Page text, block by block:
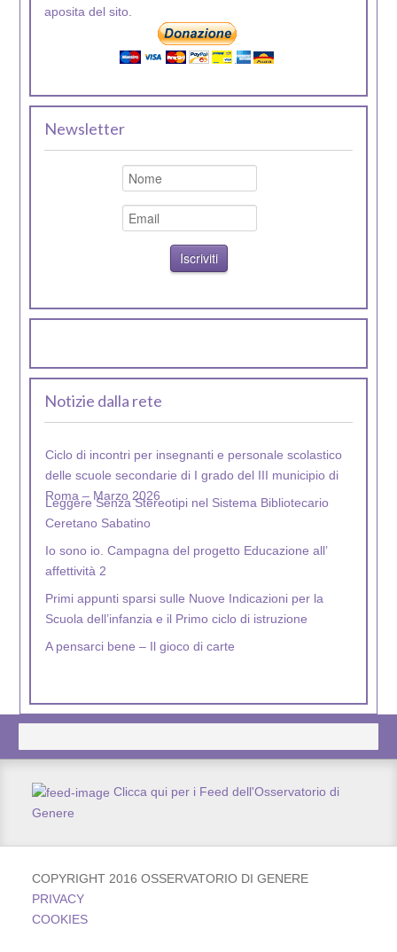
aposita del sito.
Newsletter
Notizie dalla rete
Ciclo di incontri per insegnanti e personale scolastico
delle scuole secondarie di I grado del III municipio di
Roma – Marzo 2026
Leggere Senza Stereotipi nel Sistema Bibliotecario
Ceretano Sabatino
Io sono io. Campagna del progetto Educazione all’
affettività 2
Primi appunti sparsi sulle Nuove Indicazioni per la
Scuola dell’infanzia e il Primo ciclo di istruzione
A pensarci bene – Il gioco di carte
Clicca qui per i Feed dell'Osservatorio di
Genere
COPYRIGHT 2016 OSSERVATORIO DI GENERE
PRIVACY
COOKIES